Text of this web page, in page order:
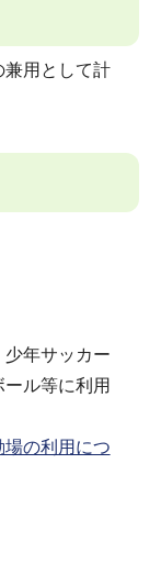
用として計
少年サッカー
ール等に利用
場の利用につ